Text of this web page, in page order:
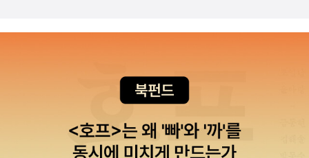
(정확한) 의견을 내놓는 사람도 거의 없다. 노벨화학상을 받은 생물물
고된 전체 사망자 수는 17만 명 이내가 될 것이다’라고 자신 있게 예
측했다. 그의 예측은 완전히 빗나갔다. 하지만 그는 수만 명의 시청자
앞에 나서서 당황스러운 기색이라고는 전혀 없이 ‘내가 희망했던 것
보다 예측이 덜 성공적이었다’라고 말했다. 그렇다면 그는 애초에 왜